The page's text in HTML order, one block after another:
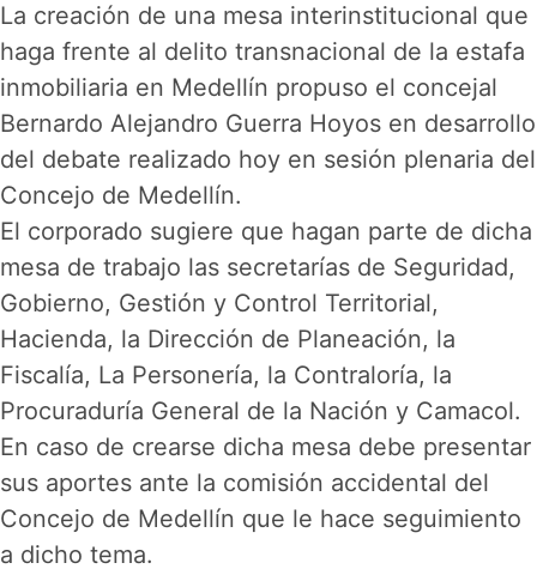
La creación de una mesa interinstitucional que
haga frente al delito transnacional de la estafa
inmobiliaria en Medellín propuso el concejal
Bernardo Alejandro Guerra Hoyos en desarrollo
del debate realizado hoy en sesión plenaria del
Concejo de Medellín.
El corporado sugiere que hagan parte de dicha
mesa de trabajo las secretarías de Seguridad,
Gobierno, Gestión y Control Territorial,
Hacienda, la Dirección de Planeación, la
Fiscalía, La Personería, la Contraloría, la
Procuraduría General de la Nación y Camacol.
En caso de crearse dicha mesa debe presentar
sus aportes ante la comisión accidental del
Concejo de Medellín que le hace seguimiento
a dicho tema.